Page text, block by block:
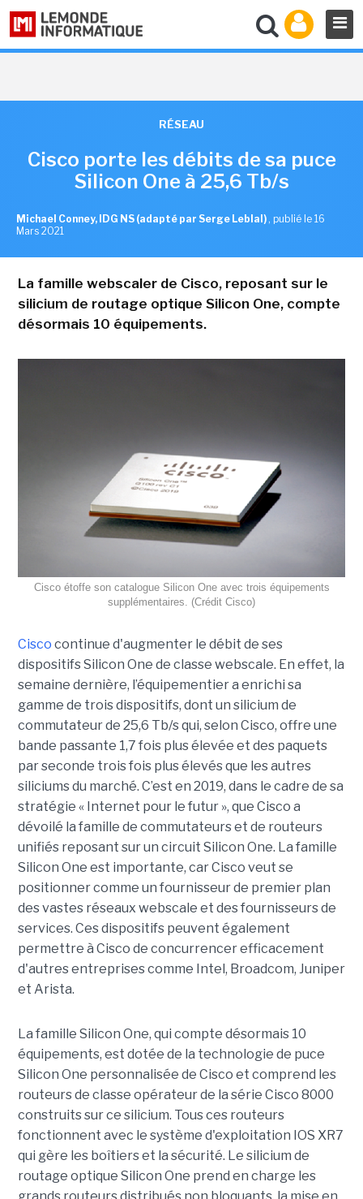
RÉSEAU
Cisco porte les débits de sa puce
Silicon One à 25,6 Tb/s
Michael Conney, IDG NS (adapté par Serge Leblal) , publié le 16
Mars 2021
La famille webscaler de Cisco, reposant sur le
silicium de routage optique Silicon One, compte
désormais 10 équipements.
Cisco étoffe son catalogue Silicon One avec trois équipements
supplémentaires. (Crédit Cisco)
Cisco continue d'augmenter le débit de ses
dispositifs Silicon One de classe webscale. En effet, la
semaine dernière, l’équipementier a enrichi sa
gamme de trois dispositifs, dont un silicium de
commutateur de 25,6 Tb/s qui, selon Cisco, offre une
bande passante 1,7 fois plus élevée et des paquets
par seconde trois fois plus élevés que les autres
siliciums du marché. C’est en 2019, dans le cadre de sa
stratégie « Internet pour le futur », que Cisco a
dévoilé la famille de commutateurs et de routeurs
unifiés reposant sur un circuit Silicon One. La famille
Silicon One est importante, car Cisco veut se
positionner comme un fournisseur de premier plan
des vastes réseaux webscale et des fournisseurs de
services. Ces dispositifs peuvent également
permettre à Cisco de concurrencer efficacement
d'autres entreprises comme Intel, Broadcom, Juniper
et Arista.
La famille Silicon One, qui compte désormais 10
équipements, est dotée de la technologie de puce
Silicon One personnalisée de Cisco et comprend les
routeurs de classe opérateur de la série Cisco 8000
construits sur ce silicium. Tous ces routeurs
fonctionnent avec le système d'exploitation IOS XR7
qui gère les boîtiers et la sécurité. Le silicium de
routage optique Silicon One prend en charge les